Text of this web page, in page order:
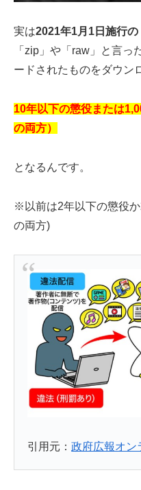
実は2021年1月1日施行の
「zip」や「raw」と言っ
ードされたものをダウン
10年以下の懲役または
の両方）
となるんです。
※以前は2年以下の懲役
の両方)
引用元：政府広報オン